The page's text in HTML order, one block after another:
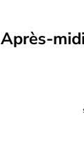
Après-midi